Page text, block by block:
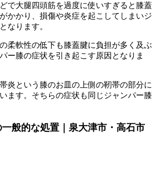
で大腿四頭筋を過度に使いすぎると膝蓋
かかり、損傷や炎症を起こしてしまいジ
なります。
柔軟性の低下も膝蓋腱に負担が多く及ぶ
ー膝の症状を引き起こす原因となりま
炎という膝のお皿の上側の靭帯の部分に
ます。そちらの症状も同じジャンパー膝
般的な処置｜泉大津市・高石市